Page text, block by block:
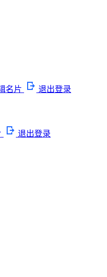
名片 退出登录
退出登录